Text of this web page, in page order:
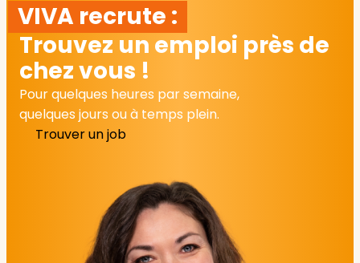
VIVA recrute :
Trouvez un emploi près de
chez vous !
Pour quelques heures par semaine,
quelques jours ou à temps plein.
Trouver un job